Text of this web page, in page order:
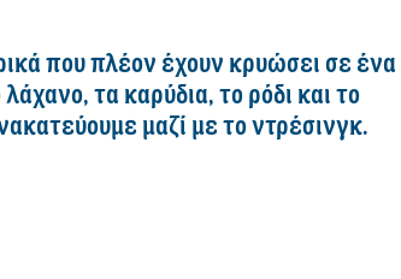
που πλέον έχουν κρυώσει σε ένα
τα καρύδια, το ρόδι και το
μαζί με το ντρέσινγκ.